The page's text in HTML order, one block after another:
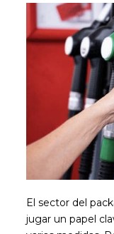
El sector del
jugar un papel